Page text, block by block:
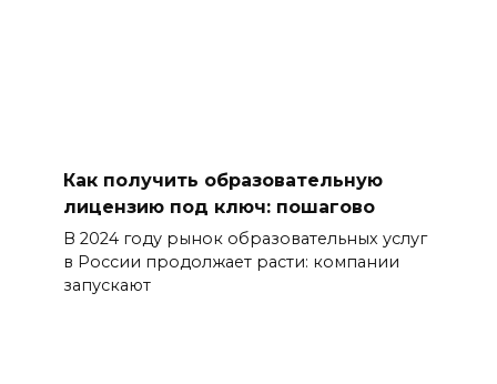
Как получить образовательную
лицензию под ключ: пошагово
В 2024 году рынок образовательных услуг
в России продолжает расти: компании
запускают